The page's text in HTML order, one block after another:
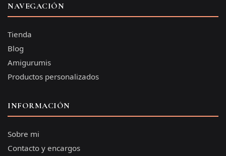
NAVEGACIÓN
Tienda
Blog
Amigurumis
Productos personalizados
INFORMACIÓN
Sobre mi
Contacto y encargos